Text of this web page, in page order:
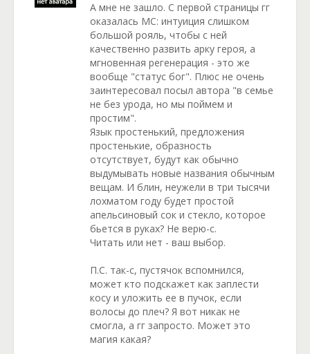
А мне не зашло. С первой страницы гг
оказалась МС: интуиция слишком
большой рояль, чтобы с ней
качественно развить арку героя, а
мгновенная регенерация - это же
вообще "статус бог". Плюс не очень
заинтересовал посыл автора "в семье
не без урода, но мы поймем и
простим".
Язык простенький, предложения
простенькие, образность
отсутствует, будут как обычно
выдумывать новые названия обычным
вещам. И блин, неужели в три тысячи
лохматом году будет простой
апельсиновый сок и стекло, которое
бьется в руках? Не верю-с.
Читать или нет - ваш выбор.
П.С. так-с, пустячок вспомнился,
может кто подскажет как заплести
косу и уложить ее в пучок, если
волосы до плеч? Я вот никак не
смогла, а гг запросто. Может это
магия какая?